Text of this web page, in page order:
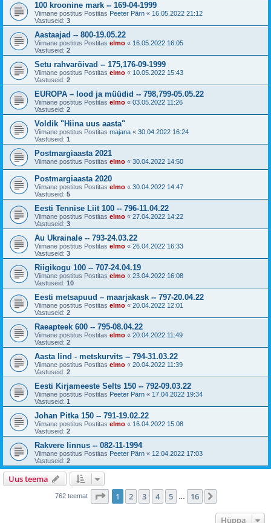
100 kroonine mark -- 169-04-1999
Viimane postitus Postitas Peeter Pärn « 16.05.2022 21:12
Vastuseid: 3
Aastaajad -- 800-19.05.22
Viimane postitus Postitas elmo « 16.05.2022 16:05
Vastuseid: 2
Setu rahvarõivad -- 175,176-09-1999
Viimane postitus Postitas elmo « 10.05.2022 15:43
Vastuseid: 2
EUROPA – lood ja müüdid -- 798,799-05.05.22
Viimane postitus Postitas elmo « 03.05.2022 11:26
Vastuseid: 2
Voldik "Hiina uus aasta"
Viimane postitus Postitas majana « 30.04.2022 16:24
Vastuseid: 1
Postmargiaasta 2021
Viimane postitus Postitas elmo « 30.04.2022 14:50
Postmargiaasta 2020
Viimane postitus Postitas elmo « 30.04.2022 14:47
Vastuseid: 5
Eesti Tennise Liit 100 -- 796-11.04.22
Viimane postitus Postitas elmo « 27.04.2022 14:22
Vastuseid: 3
Au Ukrainale -- 793-24.03.22
Viimane postitus Postitas elmo « 26.04.2022 16:33
Vastuseid: 3
Riigikogu 100 -- 707-24.04.19
Viimane postitus Postitas elmo « 23.04.2022 16:08
Vastuseid: 10
Eesti metsapuud – maarjakask -- 797-20.04.22
Viimane postitus Postitas elmo « 20.04.2022 12:01
Vastuseid: 2
Raeapteek 600 -- 795-08.04.22
Viimane postitus Postitas elmo « 20.04.2022 11:49
Vastuseid: 2
Aasta lind - metskurvits -- 794-31.03.22
Viimane postitus Postitas elmo « 20.04.2022 11:39
Vastuseid: 2
Eesti Kirjameeste Selts 150 -- 792-09.03.22
Viimane postitus Postitas Peeter Pärn « 17.04.2022 19:34
Vastuseid: 1
Johan Pitka 150 -- 791-19.02.22
Viimane postitus Postitas elmo « 16.04.2022 15:08
Vastuseid: 2
Rakvere linnus -- 082-11-1994
Viimane postitus Postitas Peeter Pärn « 12.04.2022 17:03
Vastuseid: 2
Uus teema
762 teemat 1 . leht16 -st
1 2 3 4 5 16
Hüppa